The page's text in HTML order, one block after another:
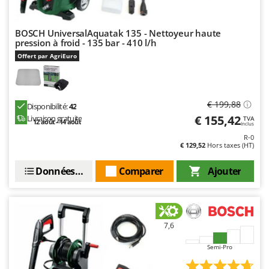
Resto Italia
Ribimex
Ripartrak
Ritter
River Systems
Rossofuoco
Ryobi
Santos
Sbaraglia
Schnitzer
BOSCH UniversalAquatak 135 - Nettoyeur haute
pression à froid - 135 bar - 410 l/h
Offert par AgriEuro
Disponibilité:42
Livraison gratuite
12 août - 14 août
€ 199,88
€ 155,42 TVA
Inclus
R-0
€ 129,52 Hors taxes (HT)
Ajouter
Comparer
Données techniques
7,6
Semi-Pro